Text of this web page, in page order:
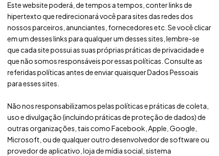
Este website poderá, de tempos a tempos, conter links de
hipertexto que redirecionará você para sites das redes dos
nossos parceiros, anunciantes, fornecedores etc. Se você clicar
em um desses links para qualquer um desses sites, lembre-se
que cada site possui as suas próprias práticas de privacidade e
que não somos responsáveis por essas políticas. Consulte as
referidas políticas antes de enviar quaisquer Dados Pessoais
para esses sites.
Não nos responsabilizamos pelas políticas e práticas de coleta,
uso e divulgação (incluindo práticas de proteção de dados) de
outras organizações, tais como Facebook, Apple, Google,
Microsoft, ou de qualquer outro desenvolvedor de software ou
provedor de aplicativo, loja de mídia social, sistema